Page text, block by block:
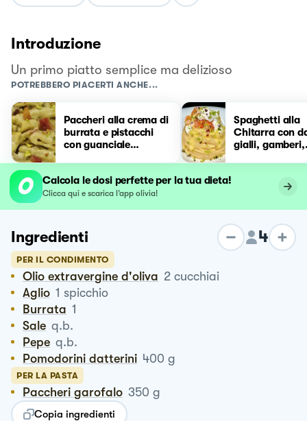
Introduzione
Un primo piatto semplice ma delizioso
POTREBBERO PIACERTI ANCHE...
Paccheri alla crema di
burrata e pistacchi
con guanciale
Spaghetti alla
Chitarra con
gialli, gamberi,
Calcola le dosi perfette per la tua dieta!
Clicca qui e scarica l’app olivia!
Ingredienti 4
PER IL CONDIMENTO
Olio extravergine d'oliva 2 cucchiai
Aglio 1 spicchio
Burrata 1
Sale q.b.
Pepe q.b.
Pomodorini datterini 400 g
PER LA PASTA
Paccheri garofalo 350 g
Copia ingredienti